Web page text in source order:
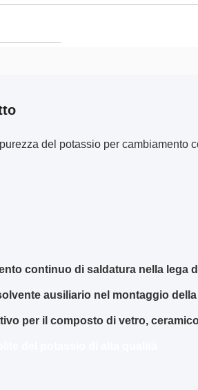
del potassio per cambiamento
continuo di saldatura nella lega
ausiliario nel montaggio
per il composto di vetro,